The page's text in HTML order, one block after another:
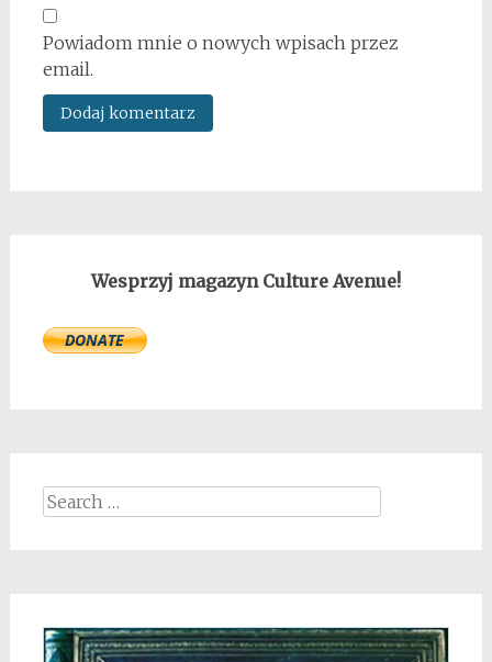
Powiadom mnie o nowych wpisach przez
email.
Wesprzyj magazyn Culture Avenue!
Search